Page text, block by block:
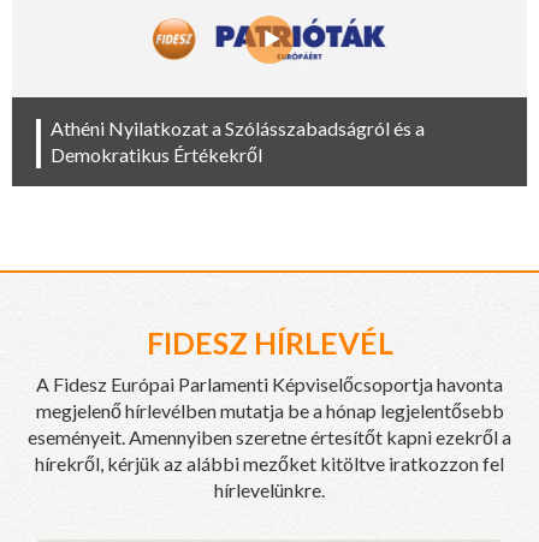
Athéni Nyilatkozat a Szólásszabadságról és a
Demokratikus Értékekről
FIDESZ HÍRLEVÉL
A Fidesz Európai Parlamenti Képviselőcsoportja havonta
megjelenő hírlevélben mutatja be a hónap legjelentősebb
eseményeit. Amennyiben szeretne értesítőt kapni ezekről a
hírekről, kérjük az alábbi mezőket kitöltve iratkozzon fel
hírlevelünkre.